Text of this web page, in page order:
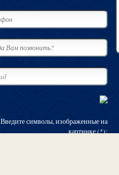
Введите символы, изображенные на
картинке (*):